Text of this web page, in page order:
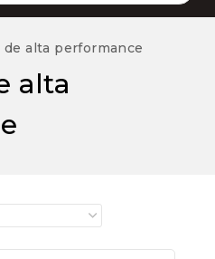
alta performance
alta